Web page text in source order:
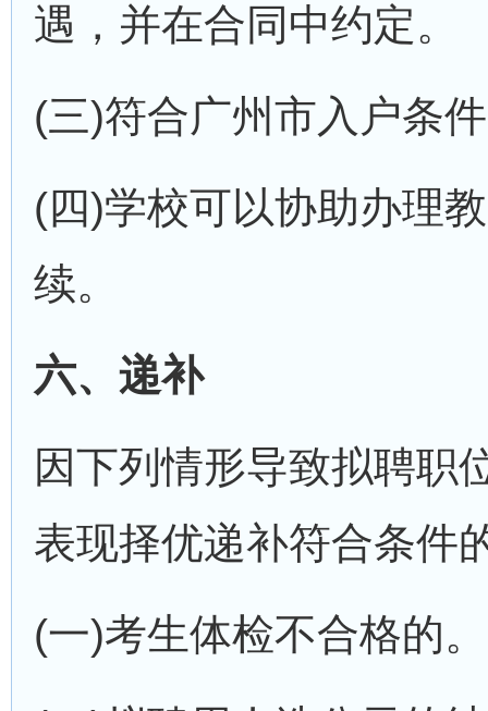
遇，并在合同中约定。
(三)符合广州市入户条
(四)学校可以协助办理
续。
六、递补
因下列情形导致拟聘职
表现择优递补符合条件
(一)考生体检不合格的。